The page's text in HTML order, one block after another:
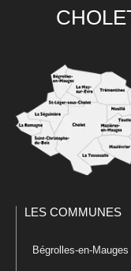
LES COMMUNES
Bégrolles-en-Mauges